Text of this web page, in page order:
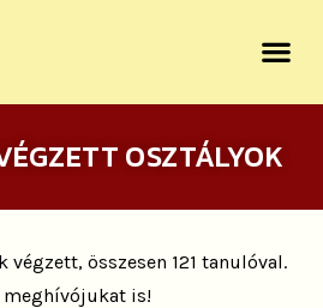
OSZTÁLYOK
összesen 121 tanulóval.
meghívójukat is!